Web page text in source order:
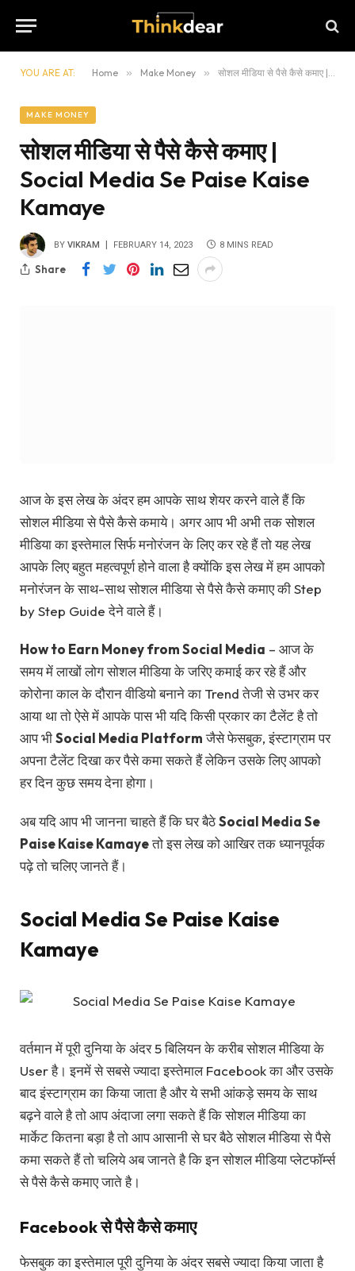
YOU ARE AT: Home » Make Money » सोशल मीडिया से पैसे कैसे कमाए | Social Media Se Paise Kaise Kamaye
MAKE MONEY
सोशल मीडिया से पैसे कैसे कमाए |
Social Media Se Paise Kaise
Kamaye
BY VIKRAM FEBRUARY 14, 2023 8 MINS READ
Share
आज के इस लेख के अंदर हम आपके साथ शेयर करने वाले हैं कि
सोशल मीडिया से पैसे कैसे कमाये। अगर आप भी अभी तक सोशल
मीडिया का इस्तेमाल सिर्फ मनोरंजन के लिए कर रहे हैं तो यह लेख
आपके लिए बहुत महत्वपूर्ण होने वाला है क्योंकि इस लेख में हम आपको
मनोरंजन के साथ-साथ सोशल मीडिया से पैसे कैसे कमाए की Step
by Step Guide देने वाले हैं।
How to Earn Money from Social Media – आज के
समय में लाखों लोग सोशल मीडिया के जरिए कमाई कर रहे हैं और
कोरोना काल के दौरान वीडियो बनाने का Trend तेजी से उभर कर
आया था तो ऐसे में आपके पास भी यदि किसी प्रकार का टैलेंट है तो
आप भीSocial Media Platformजैसे फेसबुक, इंस्टाग्राम पर
अपना टैलेंट दिखा कर पैसे कमा सकते हैं लेकिन उसके लिए आपको
हर दिन कुछ समय देना होगा।
अब यदि आप भी जानना चाहते हैं कि घर बैठेSocial Media Se
Paise Kaise Kamayeतो इस लेख को आखिर तक ध्यानपूर्वक
पढ़े तो चलिए जानते हैं।
Social Media Se Paise Kaise
Kamaye
वर्तमान में पूरी दुनिया के अंदर 5 बिलियन के करीब सोशल मीडिया के
User है। इनमें से सबसे ज्यादा इस्तेमाल Facebook का और उसके
बाद इंस्टाग्राम का किया जाता है और ये सभी आंकड़े समय के साथ
बढ़ने वाले है तो आप अंदाजा लगा सकते हैं कि सोशल मीडिया का
मार्केट कितना बड़ा है तो आप आसानी से घर बैठे सोशल मीडिया से पैसे
कमा सकते हैं तो चलिये अब जानते है कि इन सोशल मीडिया प्लेटफॉर्म्स
से पैसे कैसे कमाए जाते है।
Facebook से पैसे कैसे कमाए
फेसबुक का इस्तेमाल पूरी दुनिया के अंदर सबसे ज्यादा किया जाता है